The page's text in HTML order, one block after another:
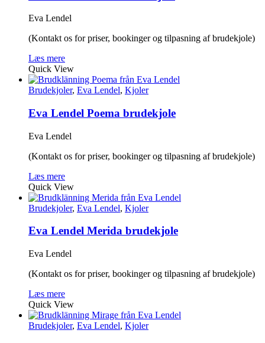
Eva Lendel
(Kontakt os for priser, bookinger og tilpasning af brudekjole)
Læs mere
Quick View
Brudekjoler, Eva Lendel, Kjoler
Eva Lendel Poema brudekjole
Eva Lendel
(Kontakt os for priser, bookinger og tilpasning af brudekjole)
Læs mere
Quick View
Brudekjoler, Eva Lendel, Kjoler
Eva Lendel Merida brudekjole
Eva Lendel
(Kontakt os for priser, bookinger og tilpasning af brudekjole)
Læs mere
Quick View
Brudekjoler, Eva Lendel, Kjoler